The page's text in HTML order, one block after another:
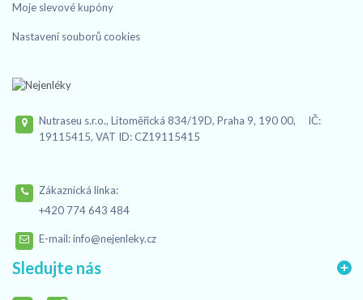
Moje slevové kupóny
Nastavení souborů cookies
Nutraseu s.r.o., Litoměřická 834/19D, Praha 9, 190 00, IČ:
19115415, VAT ID: CZ19115415
Zákaznická linka:
+420 774 643 484
E-mail:info@nejenleky.cz
Sledujte nás